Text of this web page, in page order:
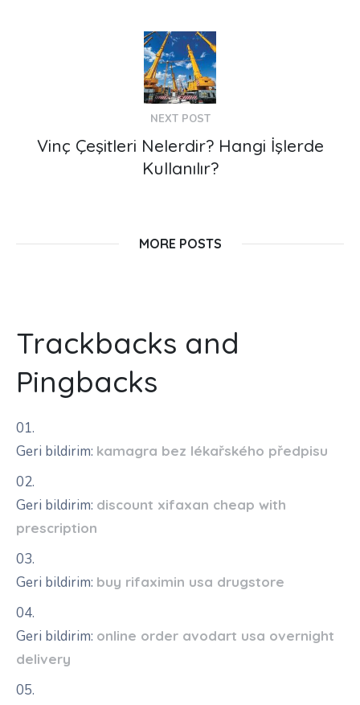
NEXT POST
Vinç Çeşitleri Nelerdir? Hangi İşlerde
Kullanılır?
MORE POSTS
Trackbacks and
Pingbacks
Geri bildirim: kamagra bez lékařského předpisu
Geri bildirim: discount xifaxan cheap with
prescription
Geri bildirim: buy rifaximin usa drugstore
Geri bildirim: online order avodart usa overnight
delivery